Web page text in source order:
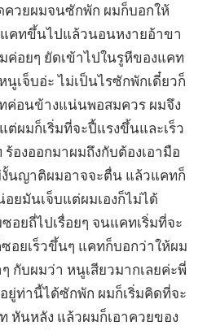
ควยผมจนซักพัก ผมก็บอกให้
คทขึ้นไปแล้วนอนหงายอ้าขา
ค่อยๆ ยัดเข้าไปในรูหีของแคท
เจ็บอ่ะ ไม่เป็นไรซักพักเดี๋ยวก็
ค่อนข้างแน่นพอสมควร ผมจึง
ต่ผมก็เริ่มที่จะปี้แรงขึ้นและเร็ว
องออกมาผมถึงกับต้องเอามือ
นญาติผมอาจจะตื่น แล้วแคทก็
อยมันเจ็บแต่ผมเองก็ไม่ได้
อยถี่ไปเรื่อยๆ จนแคทเริ่มที่จะ
อยเร็วขึ้นๆ แคทก็บอกว่าให้ผม
กับผมว่า หนูเสียวมากเลยค่ะพี่
ท่านี้ได้ซักพัก ผมก็เริ่มคิดที่จะ
หันหลัง แล้วผมก็เอาควยของ